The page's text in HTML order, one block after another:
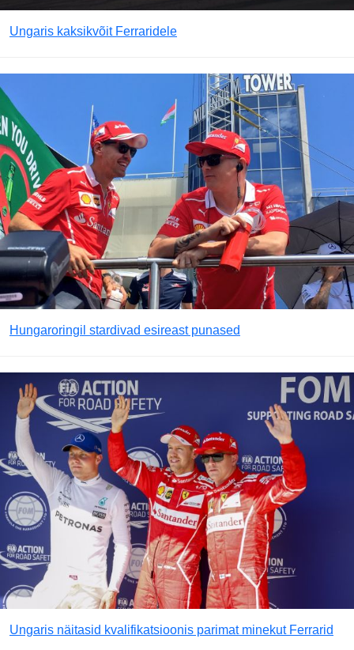
Ungaris kaksikvõit Ferraridele
Hungaroringil stardivad esireast punased
Ungaris näitasid kvalifikatsioonis parimat minekut Ferrarid